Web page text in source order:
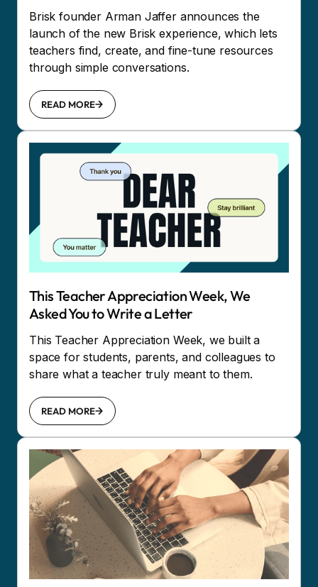
Brisk founder Arman Jaffer announces the
launch of the new Brisk experience, which lets
teachers find, create, and fine-tune resources
through simple conversations.
READ MORE
This Teacher Appreciation Week, We
Asked You to Write a Letter
This Teacher Appreciation Week, we built a
space for students, parents, and colleagues to
share what a teacher truly meant to them.
READ MORE